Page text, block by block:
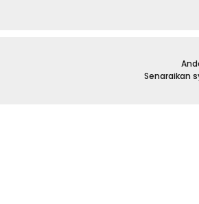
Senaraikan